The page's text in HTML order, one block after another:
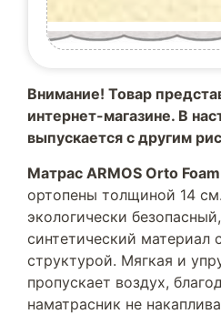
Внимание! Товар
интернет-магазине. В
выпускается с другим
Матрас ARMOS Orto
ортопены толщиной 14 см.
экологически
синтетический материал
структурой. Мягкая и
пропускает воздух,
наматрасник не